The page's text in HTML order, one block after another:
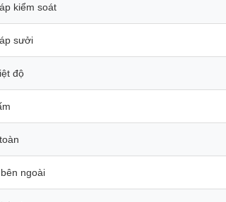
kiểm soát
sưởi
độ
ngoài